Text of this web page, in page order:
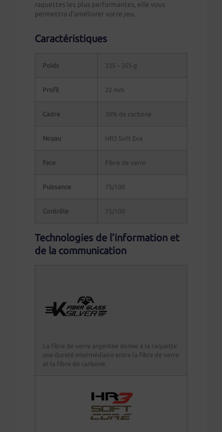
raquettes les plus performantes, elle vous
permettra d’améliorer votre jeu.
Caractéristiques
Poids 335 – 355 g
Profil 22 mm
Cadre 30% de carbone
Noyau HR3 Soft Eva
Face Fibre de verre
Puissance 75/100
Contrôle 75/100
Technologies de l’information et
de la communication
La fibre de verre argentée donne à la raquette
une dureté intermédiaire entre la fibre de verre
et la fibre de carbone.